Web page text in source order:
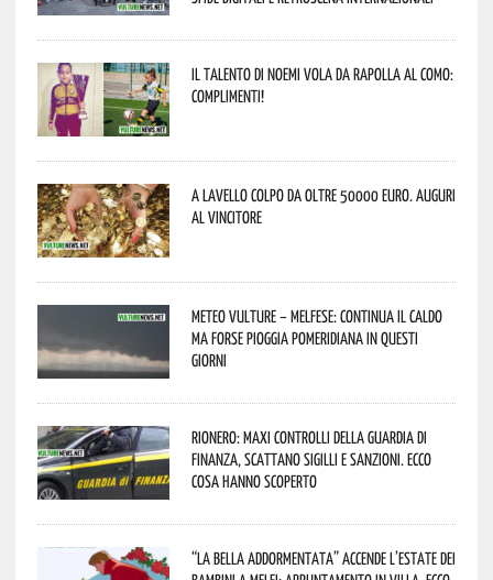
Il talento di Noemi vola da Rapolla al Como:
complimenti!
A Lavello colpo da oltre 50000 euro. Auguri
al vincitore
Meteo Vulture – melfese: continua il caldo
ma forse pioggia pomeridiana in questi
giorni
Rionero: maxi controlli della Guardia di
Finanza, scattano sigilli e sanzioni. Ecco
cosa hanno scoperto
“La Bella addormentata” accende l’estate dei